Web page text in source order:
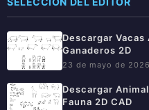
Descargar Vacas
Ganaderos 2D
23 de mayo de 2026
Descargar
Fauna 2D CAD